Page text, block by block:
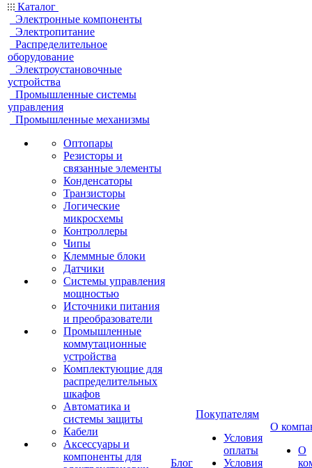
Каталог
Электронные компоненты
Электропитание
Распределительное
оборудование
Электроустановочные
устройства
Промышленные системы
управления
Промышленные механизмы
Оптопары
Резисторы и
связанные элементы
Конденсаторы
Транзисторы
Логические
микросхемы
Контроллеры
Чипы
Клеммные блоки
Датчики
Системы управления
мощностью
Источники питания
и преобразователи
Промышленные
коммутационные
устройства
Комплектующие для
распределительных
шкафов
Автоматика и
системы защиты
Кабели
Аксессуары и
компоненты для
Блог
Покупателям
Условия
оплаты
Условия
О
О